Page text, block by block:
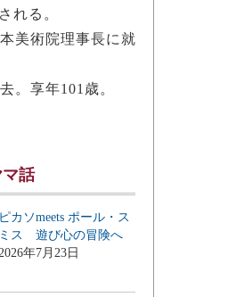
れる。
美術院理事長に就
。享年101歳。
話
ピカソmeets ポール・ス
ミス 遊び心の冒険へ
2026年7月23日